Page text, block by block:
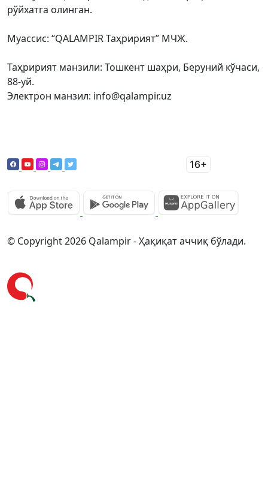
рўйхатга олинган.
Муассис: “QALAMPIR Таҳририят” МЧЖ.
Таҳририят манзили: Тошкент шаҳри, Беруний кўчаси,
88-уй.
Электрон манзил: info@qalampir.uz
© Copyright 2026 Qalampir - Ҳақиқат аччиқ бўлади.